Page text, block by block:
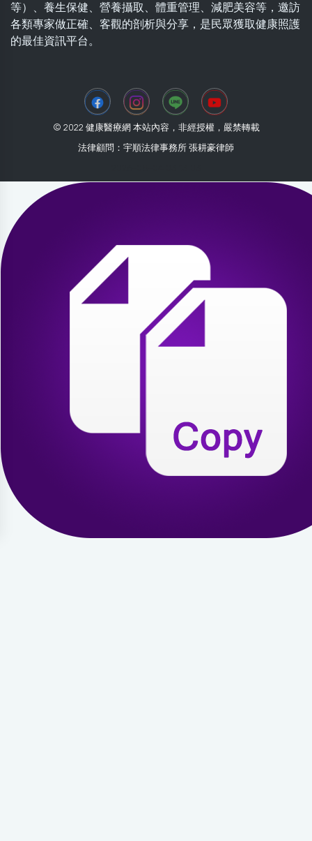
等）、養生保健、營養攝取、體重管理、減肥美容等，邀訪
各類專家做正確、客觀的剖析與分享，是民眾獲取健康照護
的最佳資訊平台。
© 2022 健康醫療網 本站內容，非經授權，嚴禁轉載
法律顧問：宇順法律事務所 張耕豪律師